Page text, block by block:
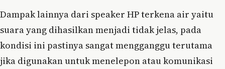
Dampak lainnya dari speaker HP terkena air yaitu
suara yang dihasilkan menjadi tidak jelas, pada
kondisi ini pastinya sangat mengganggu terutama
jika digunakan untuk menelepon atau komunikasi